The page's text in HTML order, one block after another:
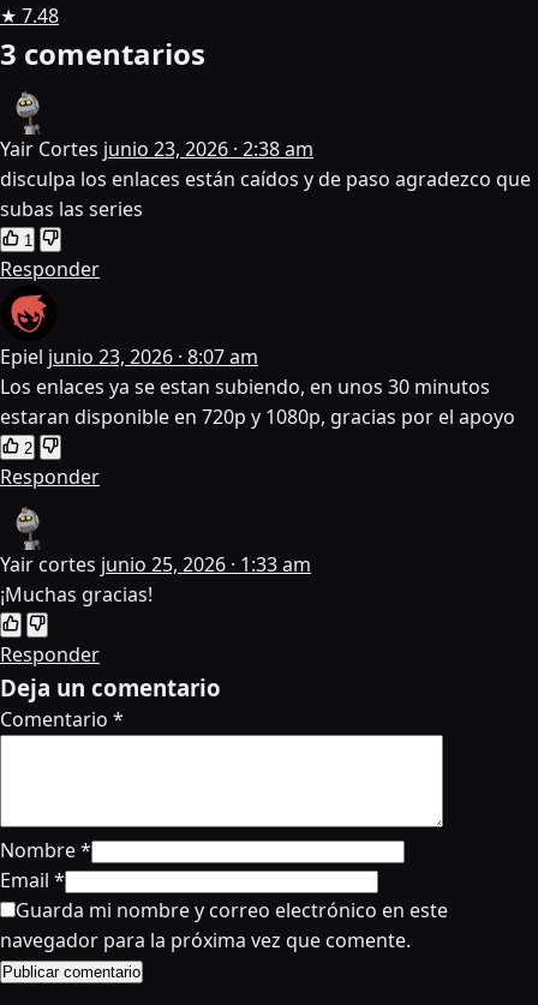
★ 7.48
3 comentarios
Yair Cortes junio 23, 2026 · 2:38 am
disculpa los enlaces están caídos y de paso agradezco que
subas las series
1
Responder
Epiel junio 23, 2026 · 8:07 am
Los enlaces ya se estan subiendo, en unos 30 minutos
estaran disponible en 720p y 1080p, gracias por el apoyo
2
Responder
Yair cortes junio 25, 2026 · 1:33 am
¡Muchas gracias!
Responder
Deja un comentario
Comentario *
Nombre*
Email *
Guarda mi nombre y correo electrónico en este
navegador para la próxima vez que comente.
Publicar comentario